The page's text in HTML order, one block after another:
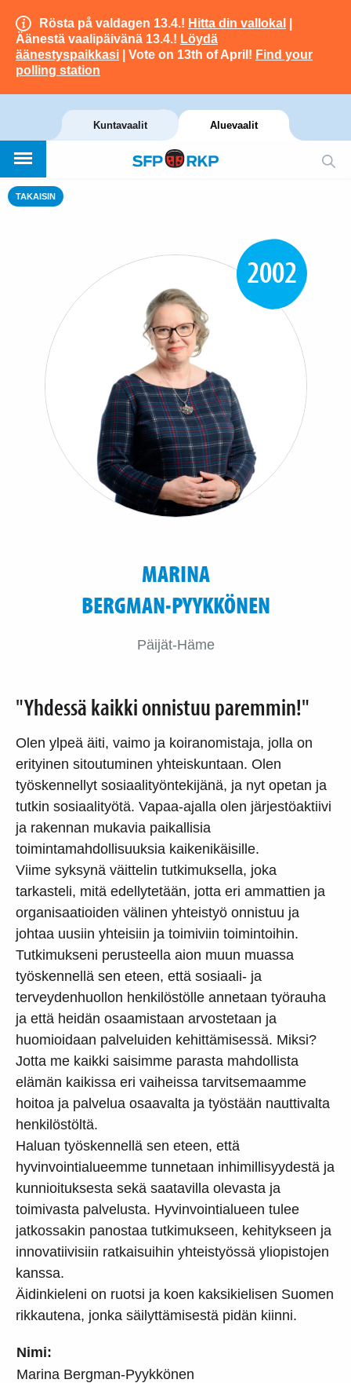
Rösta på valdagen 13.4.! Hitta din vallokal
Äänestä vaalipäivänä 13.4.! Löydä
äänestyspaikkasi | Vote on 13th of April! Find your
polling station
Kuntavaalit Aluevaalit
TAKAISIN
Nimi:
Marina Bergman-Pyykkönen
2002
MARINA
BERGMAN-PYYKKÖNEN
Päijät-Häme
"Yhdessä kaikki onnistuu paremmin!"
Olen ylpeä äiti, vaimo ja koiranomistaja, jolla on
erityinen sitoutuminen yhteiskuntaan. Olen
työskennellyt sosiaalityöntekijänä, ja nyt opetan ja
tutkin sosiaalityötä. Vapaa-ajalla olen järjestöaktiivi
ja rakennan mukavia paikallisia
toimintamahdollisuuksia kaikenikäisille.
Viime syksynä väittelin tutkimuksella, joka
tarkasteli, mitä edellytetään, jotta eri ammattien ja
organisaatioiden välinen yhteistyö onnistuu ja
johtaa uusiin yhteisiin ja toimiviin toimintoihin.
Tutkimukseni perusteella aion muun muassa
työskennellä sen eteen, että sosiaali- ja
terveydenhuollon henkilöstölle annetaan työrauha
ja että heidän osaamistaan arvostetaan ja
huomioidaan palveluiden kehittämisessä. Miksi?
Jotta me kaikki saisimme parasta mahdollista
elämän kaikissa eri vaiheissa tarvitsemaamme
hoitoa ja palvelua osaavalta ja työstään nauttivalta
henkilöstöltä.
Haluan työskennellä sen eteen, että
hyvinvointialueemme tunnetaan inhimillisyydestä ja
kunnioituksesta sekä saatavilla olevasta ja
toimivasta palvelusta. Hyvinvointialueen tulee
jatkossakin panostaa tutkimukseen, kehitykseen ja
innovatiivisiin ratkaisuihin yhteistyössä yliopistojen
kanssa.
Äidinkieleni on ruotsi ja koen kaksikielisen Suomen
rikkautena, jonka säilyttämisestä pidän kiinni.